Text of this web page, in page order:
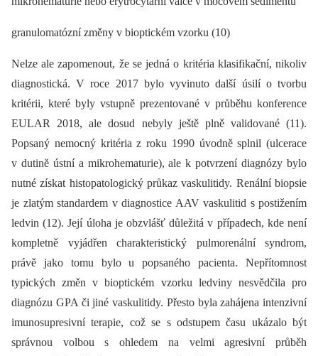
granulomatózní změny v bioptickém vzorku (10)
Nelze ale zapomenout, že se jedná o kritéria klasifikační, nikoliv
diagnostická. V roce 2017 bylo vyvinuto další úsilí o tvorbu
kritérii, které byly vstupně prezentované v průběhu konference
EULAR 2018, ale dosud nebyly ještě plně validované (11).
Popsaný nemocný kritéria z roku 1990 úvodně splnil (ulcerace
v dutině ústní a mikrohematurie), ale k potvrzení diagnózy bylo
nutné získat histopatologický průkaz vaskulitidy. Renální biopsie
je zlatým standardem v diagnostice AAV vaskulitid s postižením
ledvin (12). Její úloha je obzvlášť důležitá v případech, kde není
kompletně vyjádřen charakteristický pulmorenální syndrom,
právě jako tomu bylo u popsaného pacienta. Nepřítomnost
typických změn v bioptickém vzorku ledviny nesvědčila pro
diagnózu GPA či jiné vaskulitidy. Přesto byla zahájena intenzivní
imunosupresivní terapie, což se s odstupem času ukázalo být
správnou volbou s ohledem na velmi agresivní průběh